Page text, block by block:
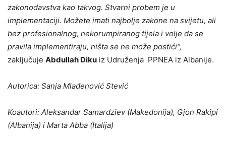
zakonodavstva kao takvog. Stvarni probem je u
implementaciji. Možete imati najbolje zakone na svijetu, ali
bez profesionalnog, nekorumpiranog tijela i volje da se
pravila implementiraju, ništa se ne može postići“,
zaključuje Abdullah Diku iz Udruženja PPNEA iz Albanije.
Autorica: Sanja Mlađenović Stević
Koautori: Aleksandar Samardziev (Makedonija), Gjon Rakipi
(Albanija) i Marta Abba (Italija)